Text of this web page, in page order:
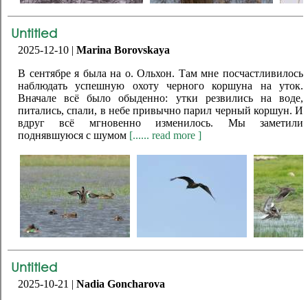
Untitled
2025-12-10 | Marina Borovskaya
В сентябре я была на о. Ольхон. Там мне посчастливилось
наблюдать успешную охоту черного коршуна на уток.
Вначале всё было обыденно: утки резвились на воде,
питались, спали, в небе привычно парил черный коршун. И
вдруг всё мгновенно изменилось. Мы заметили
поднявшуюся с шумом [...... read more ]
Untitled
2025-10-21 | Nadia Goncharova